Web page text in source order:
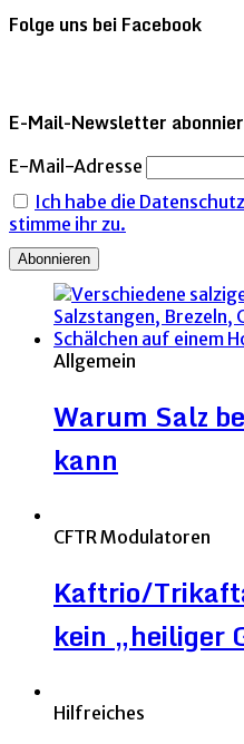
Folge uns bei Facebook
E-Mail-Newsletter
E-Mail-Adresse
Ich habe die
stimme ihr zu.
Allgemein
Warum Salz
kann
CFTR Modulatoren
Kaftrio/
kein „heiliger
Hilfreiches